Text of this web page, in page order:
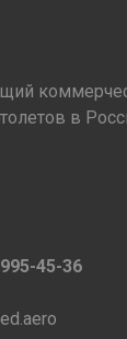
в
45-36